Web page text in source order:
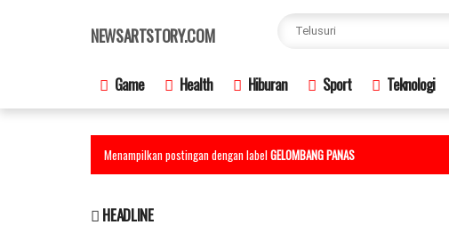
NEWSARTSTORY.COM
Game Health Hiburan Sport Teknologi
Menampilkan postingan dengan labelGELOMBANG PANAS
HEADLINE